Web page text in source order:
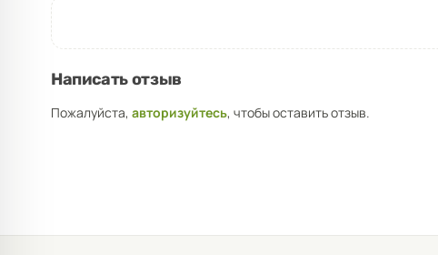
Написать отзыв
Пожалуйста, авторизуйтесь, чтобы оставить отзыв.